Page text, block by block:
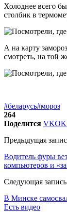
Холоднее всего
столбик в
А на карту
смотреть, на той
#беларусь#мороз
264
Поделится VK
Предыдущая
Водитель фуры
компьютеров и
Следующая запись
В Минске
Есть видео